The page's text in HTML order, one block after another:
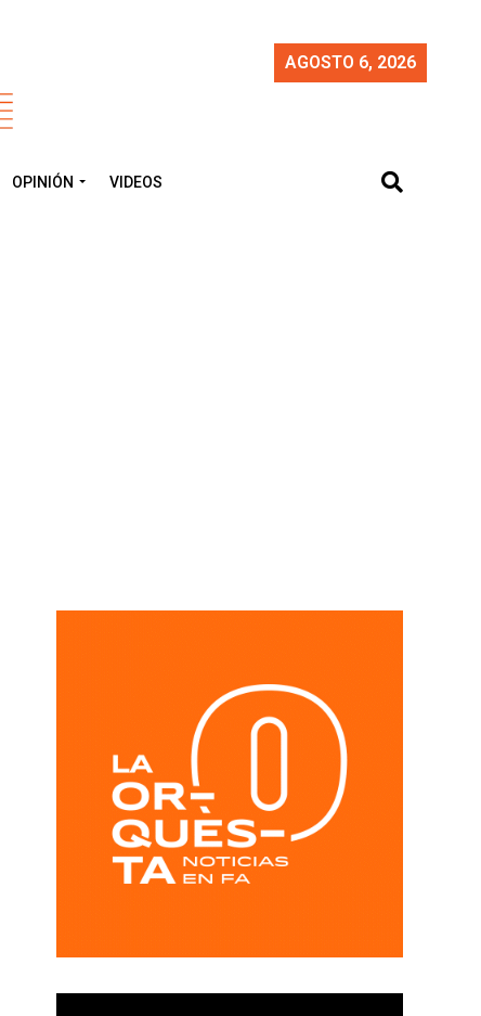
AGOSTO 6, 2026
OPINIÓN VIDEOS